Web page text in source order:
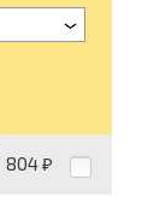
804 ₽